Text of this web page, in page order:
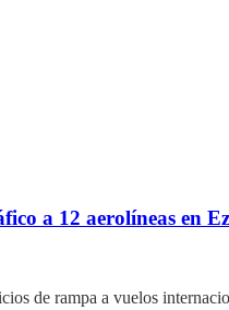
a 12 aerolíneas en
de rampa a vuelos